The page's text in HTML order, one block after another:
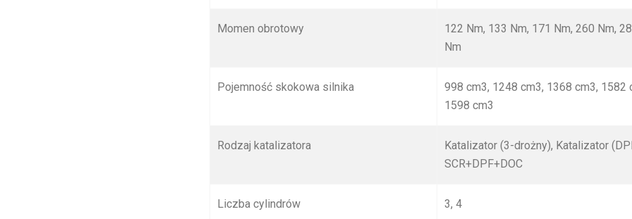
Momen obrotowy
122 Nm, 133 Nm, 171 Nm, 260 Nm,
Nm
Pojemność skokowa silnika 998 cm3, 1248 cm3, 1368 cm3, 1582
1598 cm3
Rodzaj katalizatora
Katalizator (3-drożny), Katalizator
SCR+DPF+DOC
Liczba cylindrów 3, 4